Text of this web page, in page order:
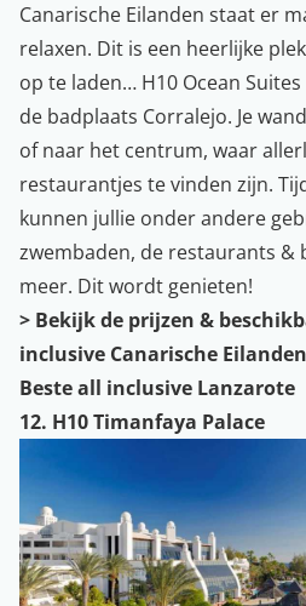
Canarische Eilanden staat er
relaxen. Dit is een heerlijke
op te laden… H10 Ocean
de badplaats Corralejo. Je
of naar het centrum, waar
restaurantjes te vinden zijn.
kunnen jullie onder andere
zwembaden, de restaurants &
meer. Dit wordt genieten!
> Bekijk de prijzen &
inclusive Canarische
Beste all inclusive Lanzarote
12. H10 Timanfaya Palace